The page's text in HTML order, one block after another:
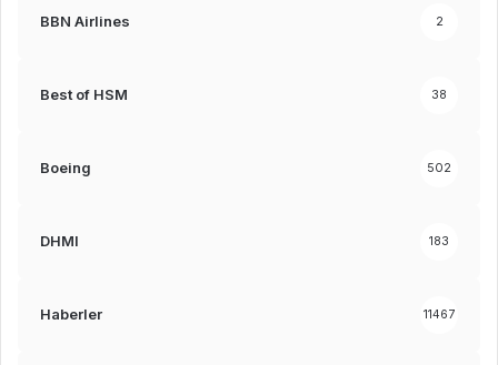
BBN Airlines 2
Best of HSM 38
Boeing 502
DHMI 183
Haberler 11467